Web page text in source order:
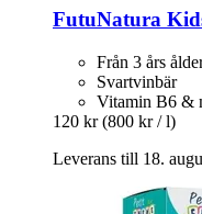
FutuNatura
Från 3 års
Svartvinbär
Vitamin B6 &
120 kr (800 kr / l)
Leverans till 18.